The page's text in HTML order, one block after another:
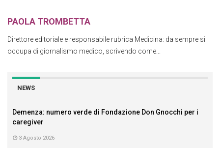
PAOLA TROMBETTA
Direttore editoriale e responsabile rubrica Medicina: da sempre si
occupa di giornalismo medico, scrivendo come...
NEWS
Demenza: numero verde di Fondazione Don Gnocchi per i
caregiver
3 Agosto 2026